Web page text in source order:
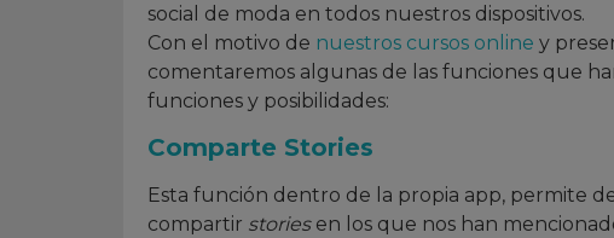
social de moda en todos nuestros dispositivos.
Con el motivo de nuestros cursos online y
comentaremos algunas de las funciones que
funciones y posibilidades:
Comparte Stories
Esta función dentro de la propia app, permite
compartir storiesen los que nos han